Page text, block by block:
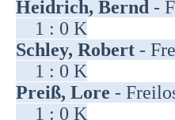
Heidrich, Bernd -
1 : 0 K
Schley, Robert -
1 : 0 K
Preiß, Lore -
1 : 0 K